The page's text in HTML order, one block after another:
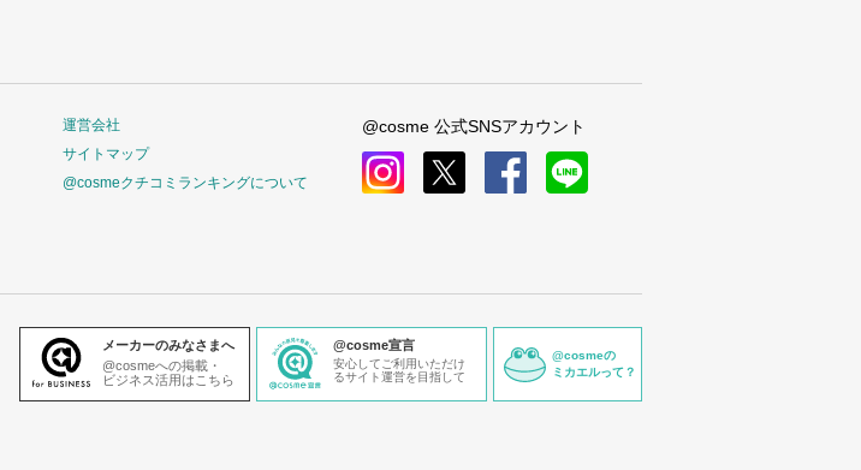
運営会社
サイトマップ
@cosmeクチコミランキングについて
@cosme 公式SNSアカウント
メーカーのみなさまへ
@cosmeへの掲載・
ビジネス活用はこちら
@cosme宣言
安心してご利用いただけ
るサイト運営を目指して
@cosmeの
ミカエルって？